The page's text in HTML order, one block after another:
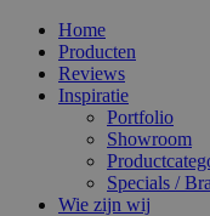
Home
Producten
Reviews
Inspiratie
Portfolio
Showroom
Specials /
Wie zijn wij